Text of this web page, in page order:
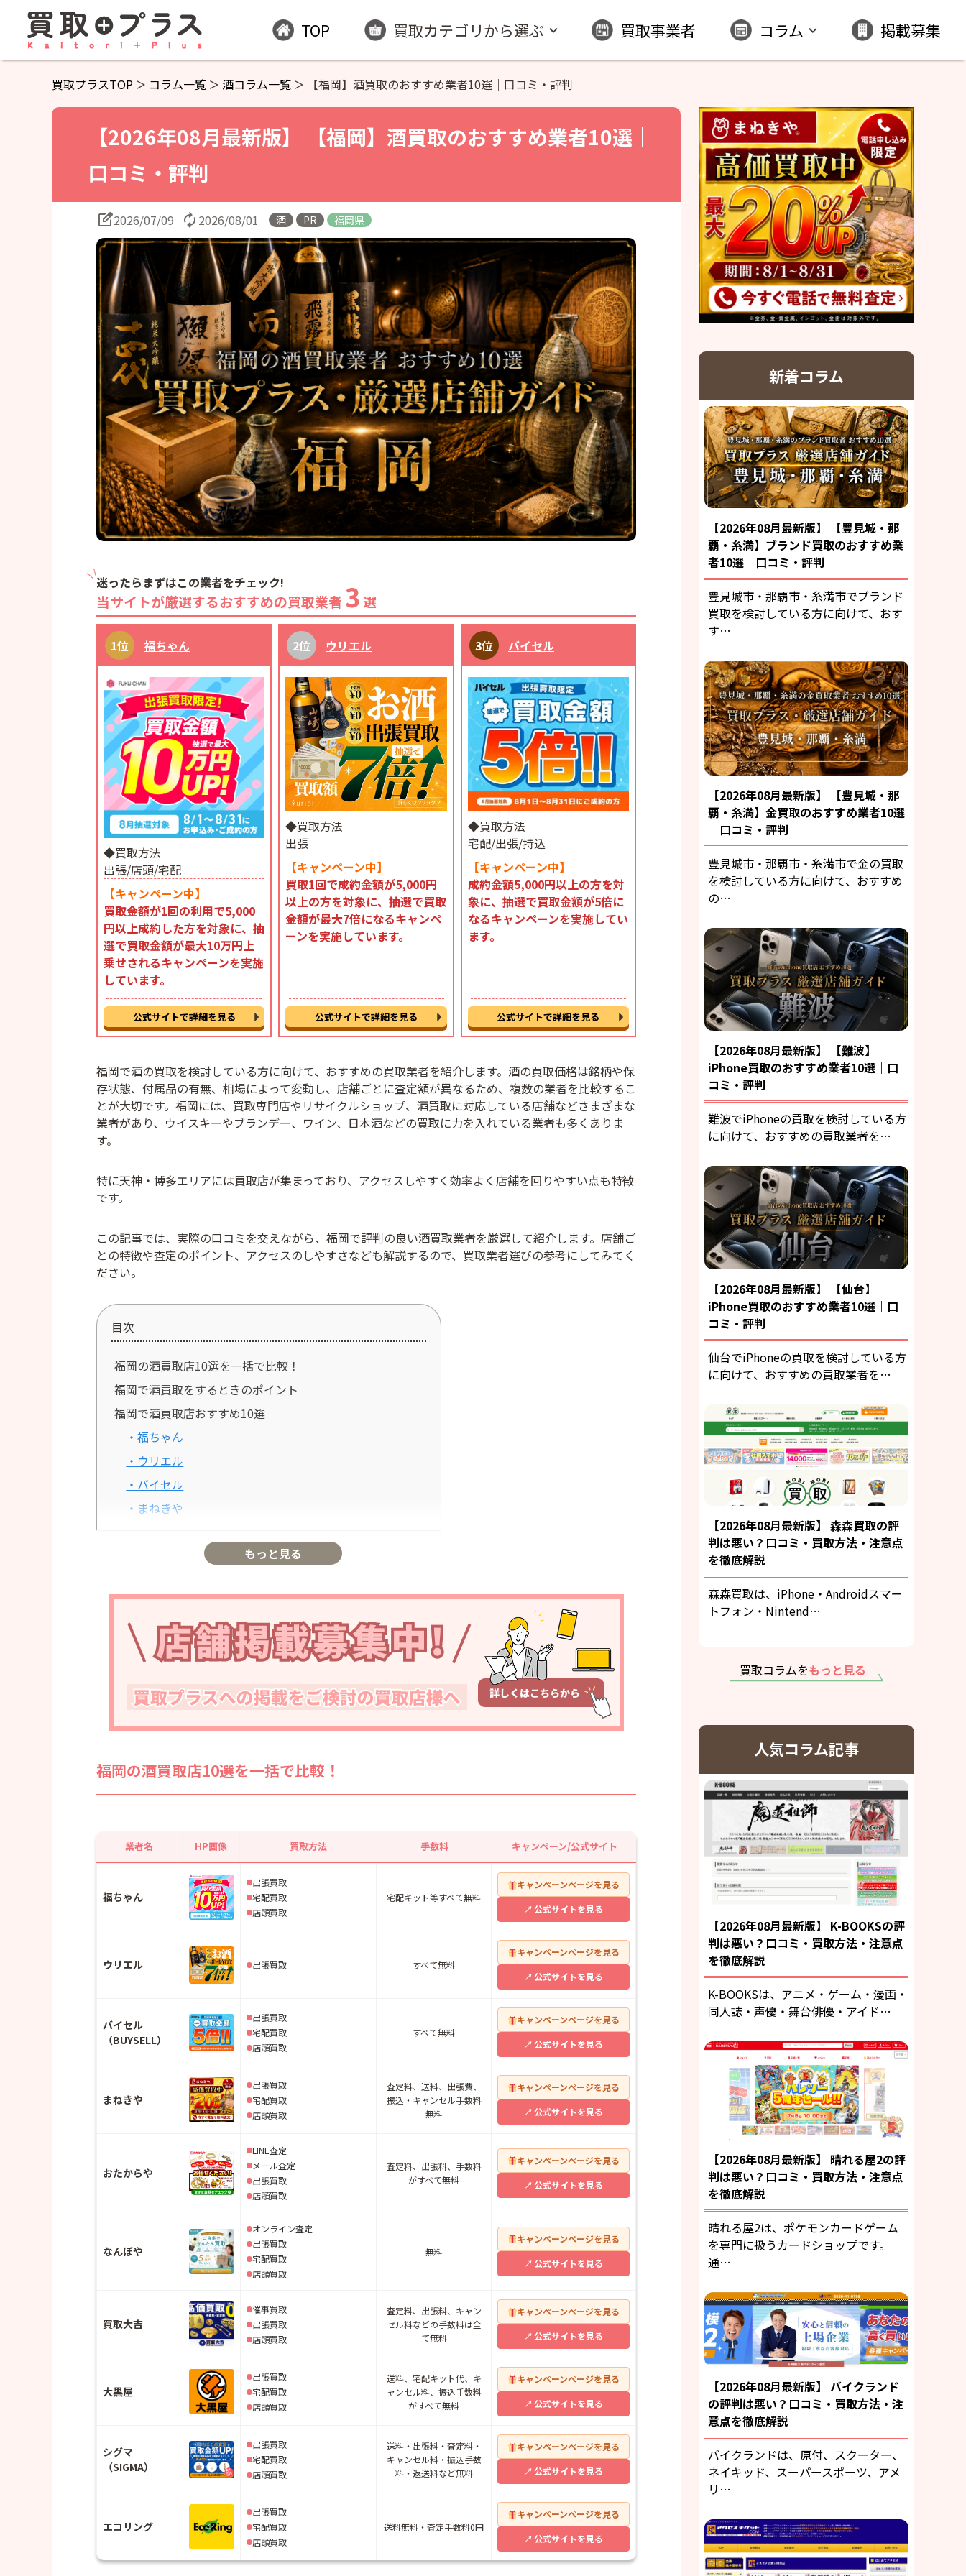
TOP 買取カテゴリから選ぶ 買取事業者 コラム 掲載募集
買取プラスTOP コラム一覧 酒コラム一覧 【福岡】酒買取のおすすめ業者10選｜口コミ・評判
【2026年08月最新版】 【福岡】酒買取のおすすめ業者10選｜
口コミ・評判
2026/07/09 2026/08/01 酒 PR 福岡県
迷ったらまずはこの業者をチェック!
当サイトが厳選するおすすめの買取業者 3 選
福ちゃん
◆買取方法
出張/店頭/宅配
【キャンペーン中】
買取金額が1回の利用で5,000
円以上成約した方を対象に、抽
選で買取金額が最大10万円上
乗せされるキャンペーンを実施
しています。
公式サイトで詳細を見る
ウリエル
◆買取方法
出張
【キャンペーン中】
買取1回で成約金額が5,000円
以上の方を対象に、抽選で買取
金額が最大7倍になるキャンペ
ーンを実施しています。
公式サイトで詳細を見る
バイセル
◆買取方法
宅配/出張/持込
【キャンペーン中】
成約金額5,000円以上の方を対
象に、抽選で買取金額が5倍に
なるキャンペーンを実施してい
ます。
公式サイトで詳細を見る
福岡で酒の買取を検討している方に向けて、おすすめの買取業者を紹介します。酒の買取価格は銘柄や保
存状態、付属品の有無、相場によって変動し、店舗ごとに査定額が異なるため、複数の業者を比較するこ
とが大切です。福岡には、買取専門店やリサイクルショップ、酒買取に対応している店舗などさまざまな
業者があり、ウイスキーやブランデー、ワイン、日本酒などの買取に力を入れている業者も多くありま
す。
特に天神・博多エリアには買取店が集まっており、アクセスしやすく効率よく店舗を回りやすい点も特徴
です。
この記事では、実際の口コミを交えながら、福岡で評判の良い酒買取業者を厳選して紹介します。店舗ご
との特徴や査定のポイント、アクセスのしやすさなども解説するので、買取業者選びの参考にしてみてく
ださい。
目次
福岡の酒買取店10選を一括で比較！
福岡で酒買取をするときのポイント
福岡で酒買取店おすすめ10選
・福ちゃん
・ウリエル
・バイセル
・まねきや
・大黒屋
・シグマ
・エコリング
もっと見る
福岡の酒買取店10選を一括で比較！
業者名 HP画像 買取方法 手数料 キャンペーン/公式サイト
福ちゃん
出張買取
宅配買取
店頭買取
宅配キット等すべて無料
キャンペーンページを見る
公式サイトを見る
ウリエル 出張買取 すべて無料
キャンペーンページを見る
公式サイトを見る
バイセル
（BUYSELL）
出張買取
宅配買取
店頭買取
すべて無料
キャンペーンページを見る
公式サイトを見る
まねきや
出張買取
宅配買取
店頭買取
査定料、送料、出張費、
振込・キャンセル手数料
無料
キャンペーンページを見る
公式サイトを見る
おたからや
LINE査定
メール査定
出張買取
店頭買取
査定料、出張料、手数料
がすべて無料
キャンペーンページを見る
公式サイトを見る
なんぼや
オンライン査定
出張買取
宅配買取
店頭買取
無料
キャンペーンページを見る
公式サイトを見る
買取大吉
催事買取
出張買取
店頭買取
査定料、出張料、キャン
セル料などの手数料は全
て無料
キャンペーンページを見る
公式サイトを見る
大黒屋
出張買取
宅配買取
店頭買取
送料、宅配キット代、キ
ャンセル料、振込手数料
がすべて無料
キャンペーンページを見る
公式サイトを見る
シグマ
（SIGMA）
出張買取
宅配買取
店頭買取
送料・出張料・査定料・
キャンセル料・振込手数
料・返送料など無料
キャンペーンページを見る
公式サイトを見る
エコリング
出張買取
宅配買取
店頭買取
送料無料・査定手数料0円
キャンペーンページを見る
公式サイトを見る
新着コラム
【2026年08月最新版】 【豊見城・那
覇・糸満】ブランド買取のおすすめ業
者10選｜口コミ・評判
豊見城市・那覇市・糸満市でブランド
買取を検討している方に向けて、おす
す…
【2026年08月最新版】 【豊見城・那
覇・糸満】金買取のおすすめ業者10選
｜口コミ・評判
豊見城市・那覇市・糸満市で金の買取
を検討している方に向けて、おすすめ
の…
【2026年08月最新版】 【難波】
iPhone買取のおすすめ業者10選｜口
コミ・評判
難波でiPhoneの買取を検討している方
に向けて、おすすめの買取業者を…
【2026年08月最新版】 【仙台】
iPhone買取のおすすめ業者10選｜口
コミ・評判
仙台でiPhoneの買取を検討している方
に向けて、おすすめの買取業者を…
【2026年08月最新版】 森森買取の評
判は悪い？口コミ・買取方法・注意点
を徹底解説
森森買取は、iPhone・Androidスマー
トフォン・Nintend…
買取コラムをもっと見る
人気コラム記事
【2026年08月最新版】 K-BOOKSの評
判は悪い？口コミ・買取方法・注意点
を徹底解説
K-BOOKSは、アニメ・ゲーム・漫画・
同人誌・声優・舞台俳優・アイド…
【2026年08月最新版】 晴れる屋2の評
判は悪い？口コミ・買取方法・注意点
を徹底解説
晴れる屋2は、ポケモンカードゲーム
を専門に扱うカードショップです。
通…
【2026年08月最新版】 バイクランド
の評判は悪い？口コミ・買取方法・注
意点を徹底解説
バイクランドは、原付、スクーター、
ネイキッド、スーパースポーツ、アメ
リ…